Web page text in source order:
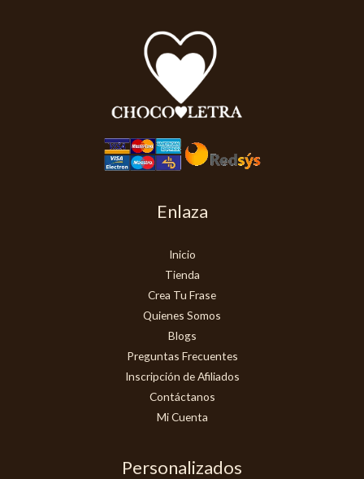
Enlaza
Inicio
Tienda
Crea Tu Frase
Quienes Somos
Blogs
Preguntas Frecuentes
Inscripción de Afiliados
Contáctanos
Mi Cuenta
Personalizados